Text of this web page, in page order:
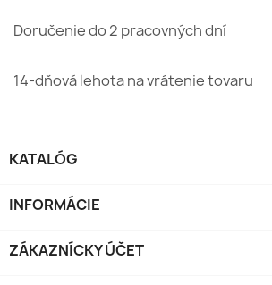
Doručenie do 2 pracovných dní
14-dňová lehota na vrátenie tovaru
KATALÓG
INFORMÁCIE
ZÁKAZNÍCKY ÚČET